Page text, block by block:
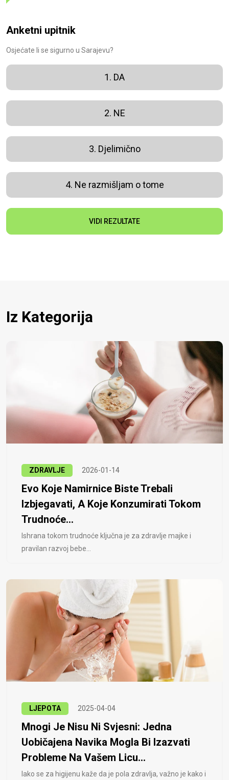
Anketni upitnik
Osjećate li se sigurno u Sarajevu?
1. DA
2. NE
3. Djelimično
4. Ne razmišljam o tome
VIDI REZULTATE
Iz Kategorija
ZDRAVLJE 2026-01-14
Evo Koje Namirnice Biste Trebali
Izbjegavati, A Koje Konzumirati Tokom
Trudnoće...
Ishrana tokom trudnoće ključna je za zdravlje majke i
pravilan razvoj bebe...
LJEPOTA 2025-04-04
Mnogi Je Nisu Ni Svjesni: Jedna
Uobičajena Navika Mogla Bi Izazvati
Probleme Na Vašem Licu...
Iako se za higijenu kaže da je pola zdravlja, važno je kako i